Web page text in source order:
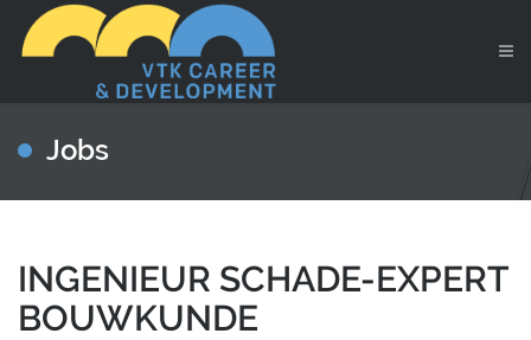
Jobs
INGENIEUR SCHADE-EXPERT
BOUWKUNDE